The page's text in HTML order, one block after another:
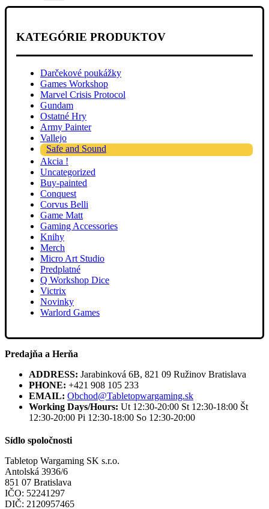
KATEGÓRIE PRODUKTOV
Darčekové poukážky
Games Workshop
Marvel Crisis Protocol
Gundam
Ostatné Hry
Army Painter
Vallejo
Safe and Sound
Akcia !
Uncategorized
Buy-painted
Conquest
Corvus Belli
Game Matt
Gaming Accessories
Knihy
Merch
Micro Art Studio
Predplatné
Q Workshop Dice
Victrix
Novinky
Warlord Games
Predajňa a Herňa
ADDRESS: Jarabinková 6B, 821 09 Ružinov Bratislava
PHONE: +421 908 105 233
EMAIL: Obchod@Tabletopwargaming.sk
Working Days/Hours: Ut 12:30-20:00 St 12:30-18:00 Št
12:30-20:00 Pi 12:30-18:00 So 12:30-20:00
Sídlo spoločnosti
Tabletop Wargaming SK s.r.o.
Antolská 3936/6
851 07 Bratislava
IČO: 52241297
DIČ: 2120957465